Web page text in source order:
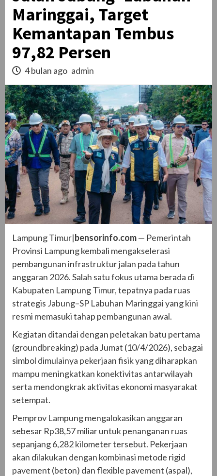
Maringgai, Target
Kemantapan Tembus
97,82 Persen
4 bulan ago admin
Lampung Timur|bensorinfo.com— Pemerintah
Provinsi Lampung kembali mengakselerasi
pembangunan infrastruktur jalan pada tahun
anggaran 2026. Salah satu fokus utama berada di
Kabupaten Lampung Timur, tepatnya pada ruas
strategis Jabung–SP Labuhan Maringgai yang kini
resmi memasuki tahap pembangunan awal.
Kegiatan ditandai dengan peletakan batu pertama
(groundbreaking) pada Jumat (10/4/2026), sebagai
simbol dimulainya pekerjaan fisik yang diharapkan
mampu meningkatkan konektivitas antarwilayah
serta mendongkrak aktivitas ekonomi masyarakat
setempat.
Pemprov Lampung mengalokasikan anggaran
sebesar Rp38,57 miliar untuk penanganan ruas
sepanjang 6,282 kilometer tersebut. Pekerjaan
akan dilakukan dengan kombinasi metode rigid
pavement (beton) dan flexible pavement (aspal),